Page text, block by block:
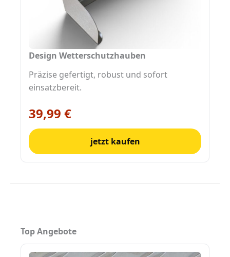
Design Wetterschutzhauben
Präzise gefertigt, robust und sofort
einsatzbereit.
39,99 €
jetzt kaufen
Top Angebote